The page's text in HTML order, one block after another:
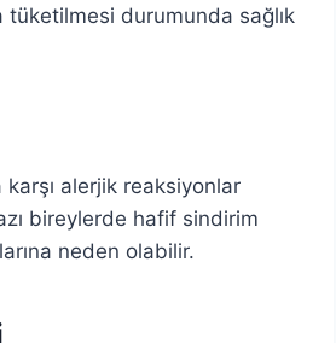
tüketilmesi durumunda sağlık
alerjik reaksiyonlar
bireylerde hafif sindirim
neden olabilir.